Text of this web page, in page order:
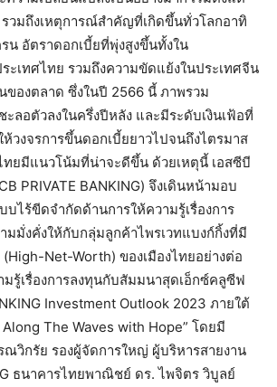
วมถึงเหตุการณ์สำคัญที่เกิดขึ้นทั่วโลกอาทิ
น อัตราดอกเบี้ยที่พุ่งสูงขึ้นทั้งใน
ะเทศไทย รวมถึงความขัดแย้งในประเทศจีน
องตลาด ซึ่งในปี 2566 นี้ ภาพรวม
ะลอตัวลงในครึ่งปีหลัง และมีระดับเงินเฟ้อที่
วงจรการขึ้นดอกเบี้ยยาวไปจนถึงไตรมาส
ทยมีแนวโน้มที่น่าจะดีขึ้น ด้วยเหตุนี้ เอสซีบี
PRIVATE BANKING) จึงเดินหน้ามอบ
ไร้ขีดจำกัดด้านการให้ความรู้เรื่องการ
มมั่งคั่งให้กับกลุ่มลูกค้าไพรเวทแบงก์กิ้งที่มี
Net-Worth) ของเมืองไทยอย่างต่อ
มรู้เรื่องการลงทุนกับสัมมนาสุดเอ็กซ์คลูซีฟ
Investment Outlook 2023 ภายใต้
Along The Waves with Hope” โดยมี
ณวิกรัย รองผู้จัดการใหญ่ ผู้บริหารสายงาน
ธนาคารไทยพาณิชย์ ดร. ไพจิตร วิบูลย์